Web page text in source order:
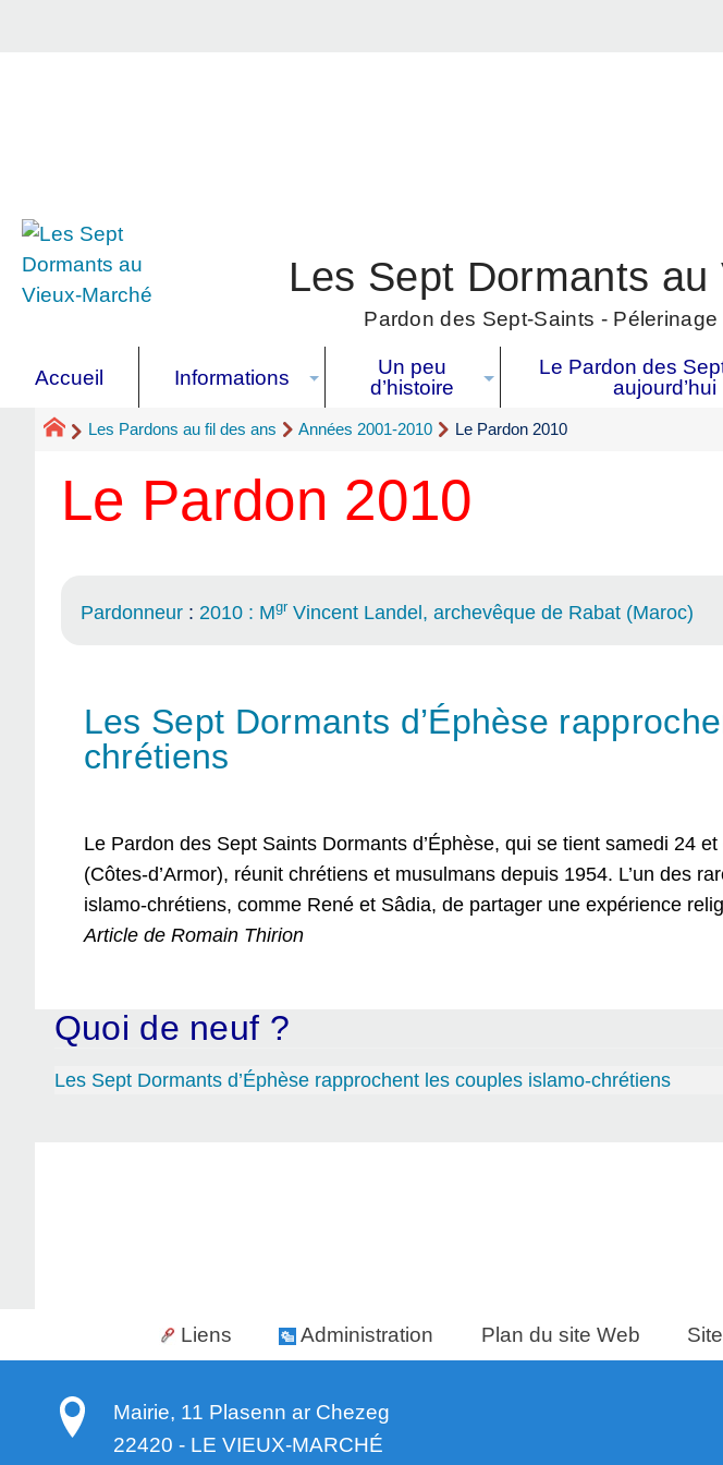
Les Sept Dormants au
Pardon des Sept-Saints -
Accueil Informations
Un peu
d’histoire
Le Pardon des
aujourd’hui
Les Pardons au fil des ans Années 2001-2010 Le Pardon 2010
Le Pardon 2010
Pardonneur: 2010 : MgrVincent Landel, archevêque de Rabat (Maroc)
Les Sept Dormants d’Éphèse
chrétiens
Le Pardon des Sept Saints Dormants d’Éphèse, qui se tient samedi 24
(Côtes-d’Armor), réunit chrétiens et musulmans depuis 1954. L’un des
islamo-chrétiens, comme René et Sâdia, de partager une expérience
Article de Romain Thirion
Quoi de neuf ?
Les Sept Dormants d’Éphèse rapprochent les couples islamo-chrétiens
Liens Administration Plan du site Web
Mairie, 11 Plasenn ar Chezeg
22420 - LE VIEUX-MARCHÉ